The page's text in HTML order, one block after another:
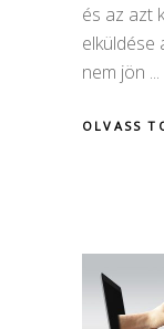
és az azt
elküldése
nem jön
OLVASS